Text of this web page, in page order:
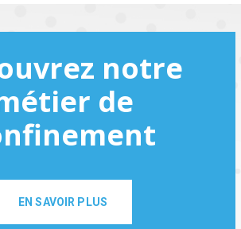
notre
de
EN SAVOIR PLUS